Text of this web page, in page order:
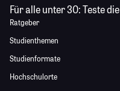
Für alle unter 30:Teste die
Ratgeber
Studienthemen
Studienformate
Hochschulorte